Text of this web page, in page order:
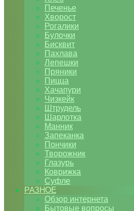
Печенье
Хворост
Рогалики
Булочки
Бисквит
Пахлава
Лепешки
Пряники
Пицца
Хачапури
Чизкейк
Штрудель
Шарлотка
Манник
Запеканка
Пончики
Творожник
Глазурь
Коврижка
Суфле
РАЗНОЕ
Обзор интернета
Бытовые вопросы